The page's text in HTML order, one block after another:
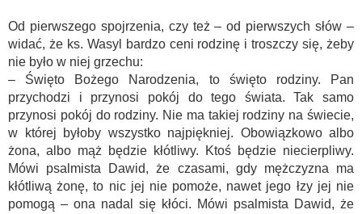
Od pierwszego spojrzenia, czy też – od pierwszych słów –
widać, że ks. Wasyl bardzo ceni rodzinę i troszczy się, żeby
nie było w niej grzechu:
– Święto Bożego Narodzenia, to święto rodziny. Pan
przychodzi i przynosi pokój do tego świata. Tak samo
przynosi pokój do rodziny. Nie ma takiej rodziny na świecie,
w której byłoby wszystko najpiękniej. Obowiązkowo albo
żona, albo mąż będzie kłótliwy. Ktoś będzie niecierpliwy.
Mówi psalmista Dawid, że czasami, gdy mężczyzna ma
kłótliwą żonę, to nic jej nie pomoże, nawet jego łzy jej nie
pomogą – ona nadal się kłóci. Mówi psalmista Dawid, że